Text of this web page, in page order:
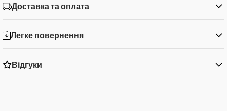
Доставка та оплата
Легке повернення
Відгуки